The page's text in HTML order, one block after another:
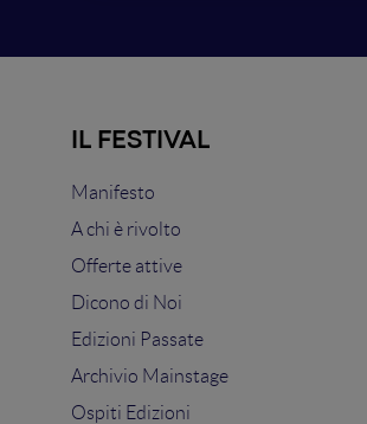
IL FESTIVAL
Manifesto
A chi è rivolto
Offerte attive
Dicono di Noi
Edizioni Passate
Archivio Mainstage
Ospiti Edizioni